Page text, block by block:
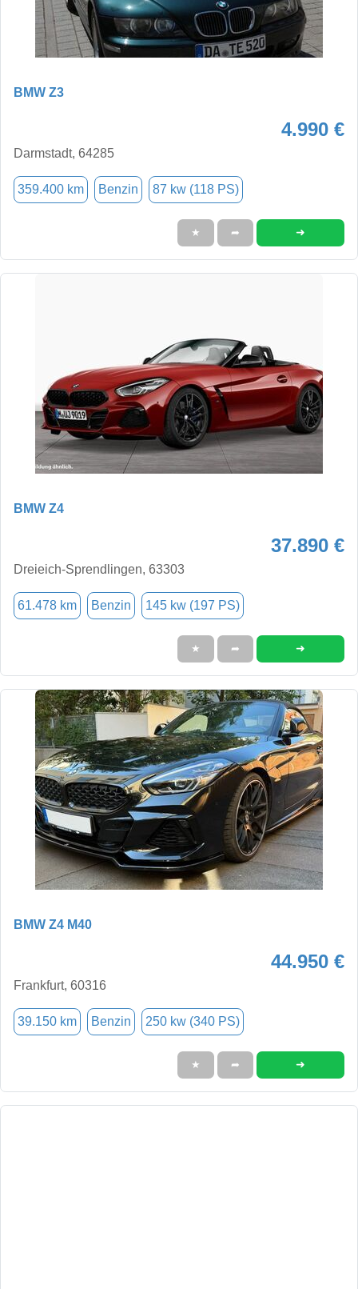
BMW Z3
4.990 €
Darmstadt, 64285
359.400 km Benzin 87 kw (118 PS)
★ ➦ ➜
BMW Z4
37.890 €
Dreieich-Sprendlingen, 63303
61.478 km Benzin 145 kw (197 PS)
★ ➦ ➜
BMW Z4 M40
44.950 €
Frankfurt, 60316
39.150 km Benzin 250 kw (340 PS)
★ ➦ ➜